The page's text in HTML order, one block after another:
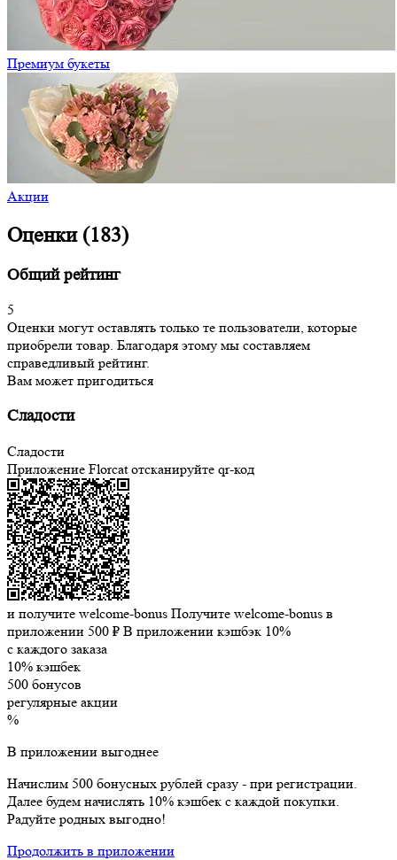
Премиум букеты
Акции
Оценки (183)
Общий рейтинг
5
Оценки могут оставлять только те пользователи, которые
приобрели товар. Благодаря этому мы составляем
справедливый рейтинг.
Вам может пригодиться
Сладости
Сладости
Приложение Florcat отсканируйте qr-код
и получите welcome-bonus Получите welcome-bonus в
приложении 500 ₽ В приложении кэшбэк 10%
с каждого заказа
10% кэшбек
500 бонусов
регулярные акции
%
В приложении выгоднее
Начислим 500 бонусных рублей сразу - при регистрации.
Далее будем начислять 10% кэшбек с каждой покупки.
Радуйте родных выгодно!
Продолжить в приложении